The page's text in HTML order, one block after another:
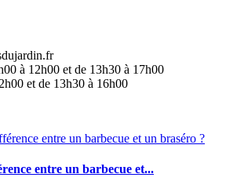
à 12h00 et de 13h30 à 17h00
et de 13h30 à 16h00
entre un barbecue et...